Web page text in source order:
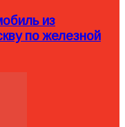
из
по железной